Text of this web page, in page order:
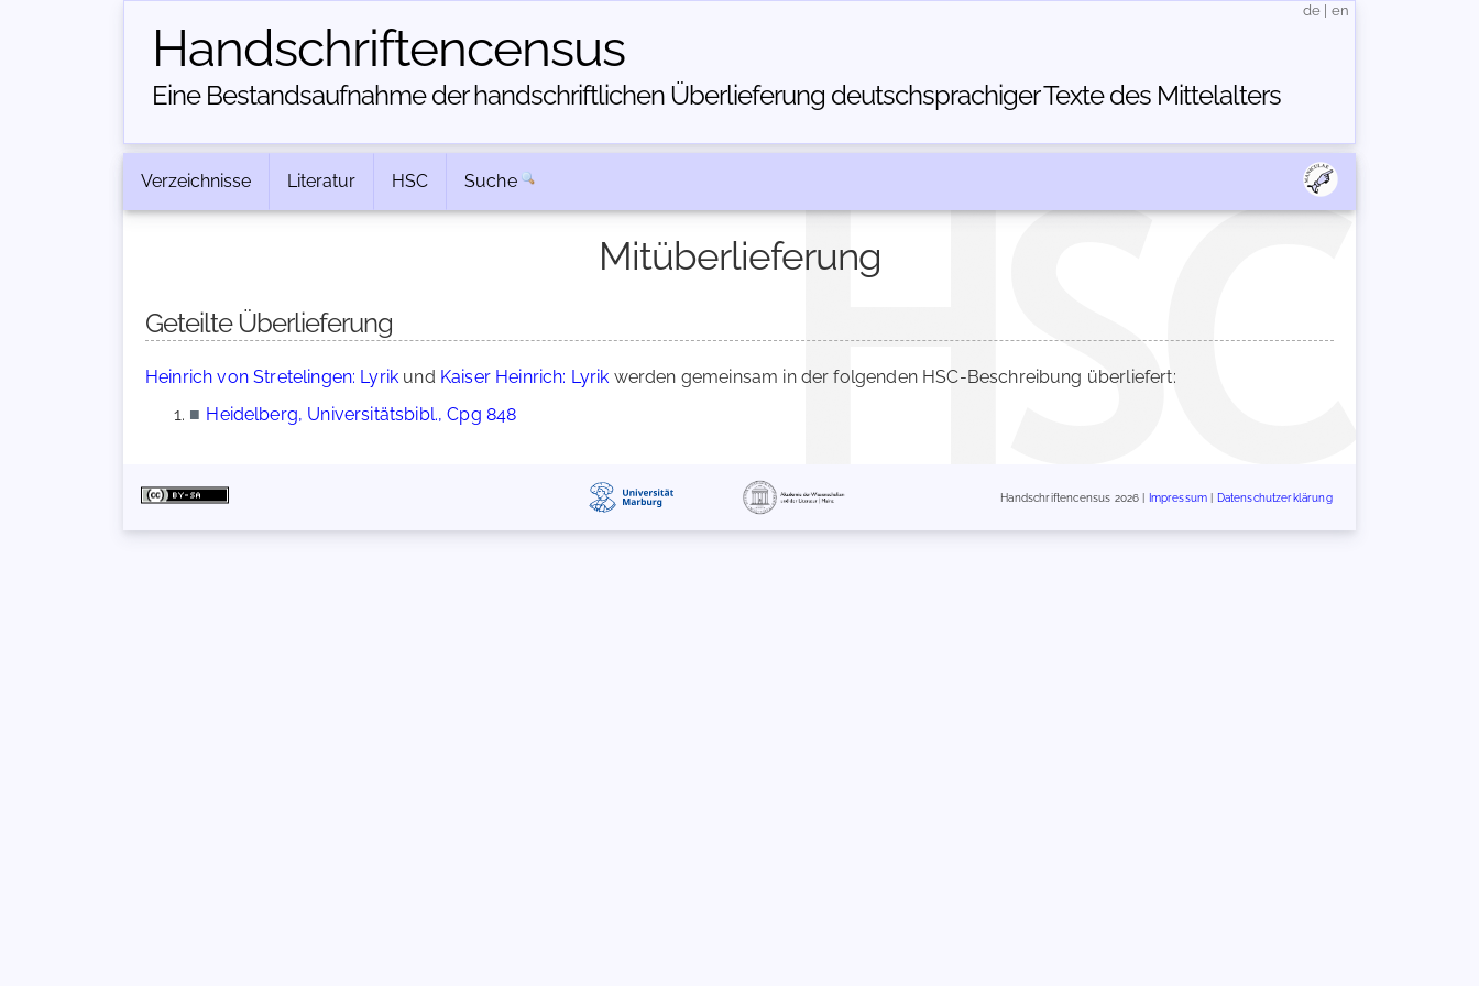
Handschriften­census
Eine Bestandsaufnahme der handschriftlichen Über­lieferung deutschsprachiger Texte des Mittelalters
de en
Verzeichnisse Literatur HSC Suche
Mitüberlieferung
Geteilte Überlieferung
Heinrich von Stretelingen: Lyrik und Kaiser Heinrich: Lyrik werden gemeinsam in der folgenden HSC-Beschreibung überliefert:
■ Heidelberg, Universitätsbibl., Cpg 848
Handschriftencensus 2026 | Impressum Datenschutzerklärung